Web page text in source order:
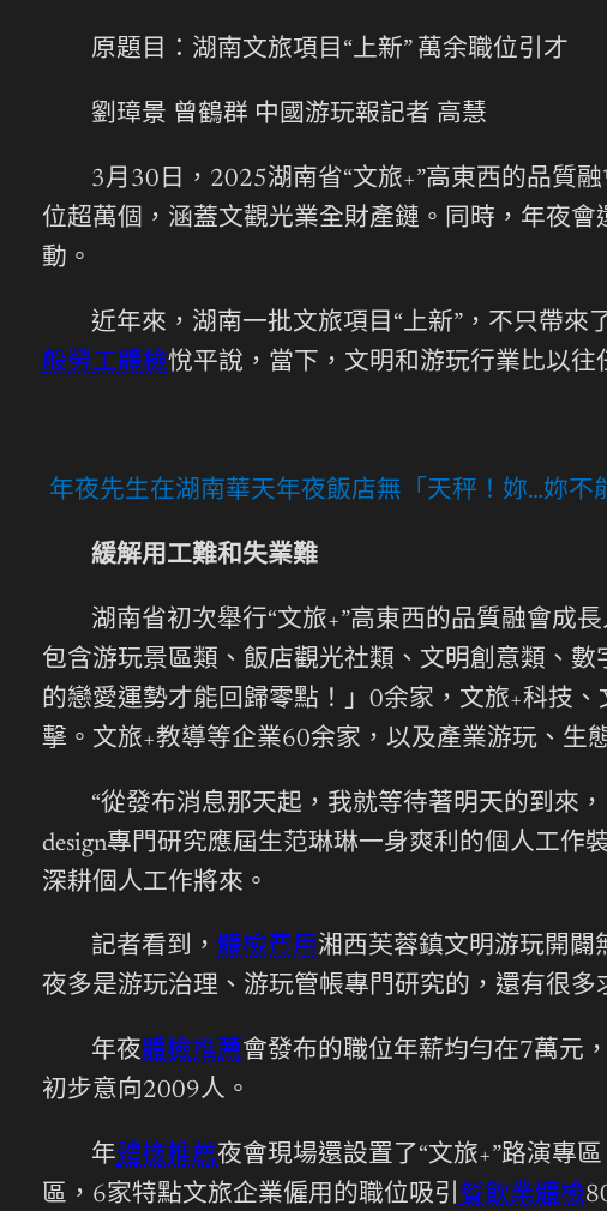
原題目：湖南文旅項目“上新” 萬余職位引才
劉璋景 曾鶴群 中國游玩報記者 高慧
3月30日，2025湖南省“文旅+”高東西的品質
位超萬個，涵蓋文觀光業全財產鏈。同時，年夜
動。
近年來，湖南一批文旅項目“上新”，不只帶
般勞工體檢悅平說，當下，文明和游玩行業比以往
年夜先生在湖南華天年夜飯店無「天秤！妳…妳
緩解用工難和失業難
湖南省初次舉行“文旅+”高東西的品質融會成
包含游玩景區類、飯店觀光社類、文明創意類、
的戀愛運勢才能回歸零點！」0余家，文旅+科技
擊。文旅+教導等企業60余家，以及產業游玩、生
“從發布消息那天起，我就等待著明天的到來
design專門研究應屆生范琳琳一身爽利的個人工
深耕個人工作將來。
記者看到， 體檢費用湘西芙蓉鎮文明游玩開闢
夜多是游玩治理、游玩管帳專門研究的，還有很多
年夜體檢推薦會發布的職位年薪均勻在7萬元
初步意向2009人。
年體檢推薦夜會現場還設置了“文旅+”路演專
區，6家特點文旅企業僱用的職位吸引 餐飲業體檢